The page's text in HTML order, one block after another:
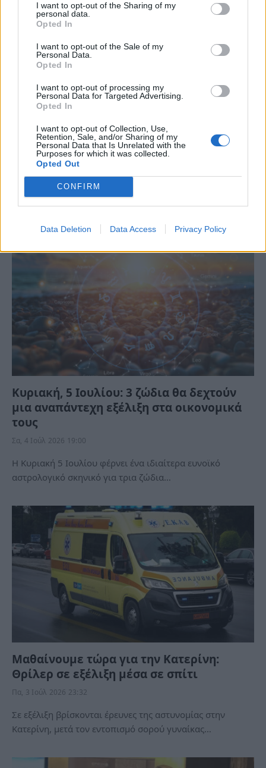
I want to opt-out of the Sharing of my
personal data.
Opted In
I want to opt-out of the Sale of my
Personal Data.
Opted In
I want to opt-out of processing my
Personal Data for Targeted Advertising.
Opted In
I want to opt-out of Collection, Use,
Retention, Sale, and/or Sharing of my
Personal Data that Is Unrelated with the
Purposes for which it was collected.
Opted Out
CONFIRM
Data Deletion Data Access Privacy Policy
Μαθαίνουμε τώρα: Πρωτάκουστο
περιστατικό με κουμπάρα και ιερέα σε
γάμο στο Κορωπί – Θρίλερ σε εξέλιξη με
γυναίκα σε IX στο Ηράκλειο
Κυ, 5 Ιούλ 2026 20:40
Σκηνές απείρου κάλλους στο Κορωπί κατά τη διάρκεια της
Κυριακή, 5 Ιουλίου: 3 ζώδια θα δεχτούν
μια αναπάντεχη εξέλιξη στα οικονομικά
τους
Σα, 4 Ιούλ 2026 19:00
Η Κυριακή 5 Ιουλίου φέρνει ένα ιδιαίτερα ευνοϊκό
αστρολογικό σκηνικό για τρια ζώδια…
Μαθαίνουμε τώρα για την Κατερίνη:
Θρίλερ σε εξέλιξη μέσα σε σπίτι
Πα, 3 Ιούλ 2026 23:32
Σε εξέλιξη βρίσκονται έρευνες της αστυνομίας στην
Κατερίνη, μετά τον εντοπισμό σορού γυναίκας…